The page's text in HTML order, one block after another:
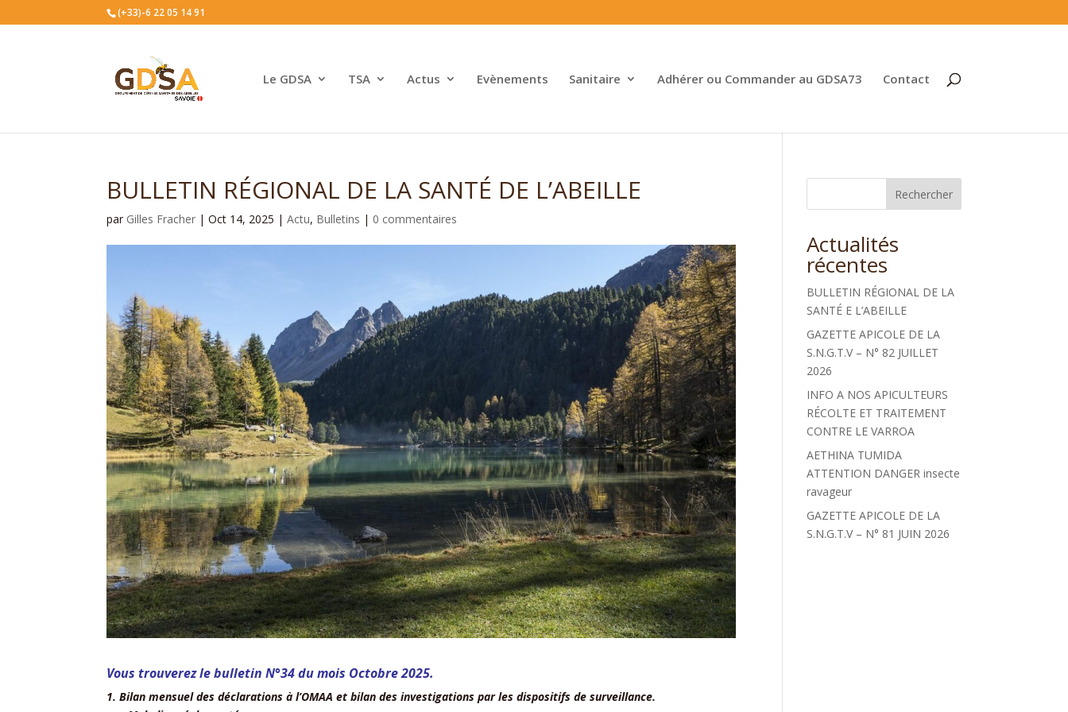
(+33)-6 22 05 14 91
Le GDSA TSA Actus Evènements Sanitaire Adhérer ou Commander au GDSA73 Contact
BULLETIN RÉGIONAL DE LA SANTÉ DE L’ABEILLE
par Gilles Fracher |Oct 14, 2025 |Actu, Bulletins | 0 commentaires
Vous trouverez le bulletin N°34 du mois Octobre 2025.
1. Bilan mensuel des déclarations à l’OMAA et bilan des investigations par les dispositifs de surveillance.
Rechercher
Actualités
récentes
BULLETIN RÉGIONAL DE LA
SANTÉ E L’ABEILLE
GAZETTE APICOLE DE LA
S.N.G.T.V – N° 82 JUILLET
2026
INFO A NOS APICULTEURS
RÉCOLTE ET TRAITEMENT
CONTRE LE VARROA
AETHINA TUMIDA
ATTENTION DANGER insecte
ravageur
GAZETTE APICOLE DE LA
S.N.G.T.V – N° 81 JUIN 2026